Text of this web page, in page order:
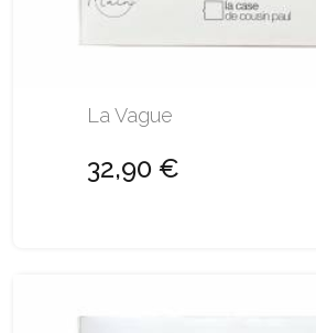
La Vague
32,90 €